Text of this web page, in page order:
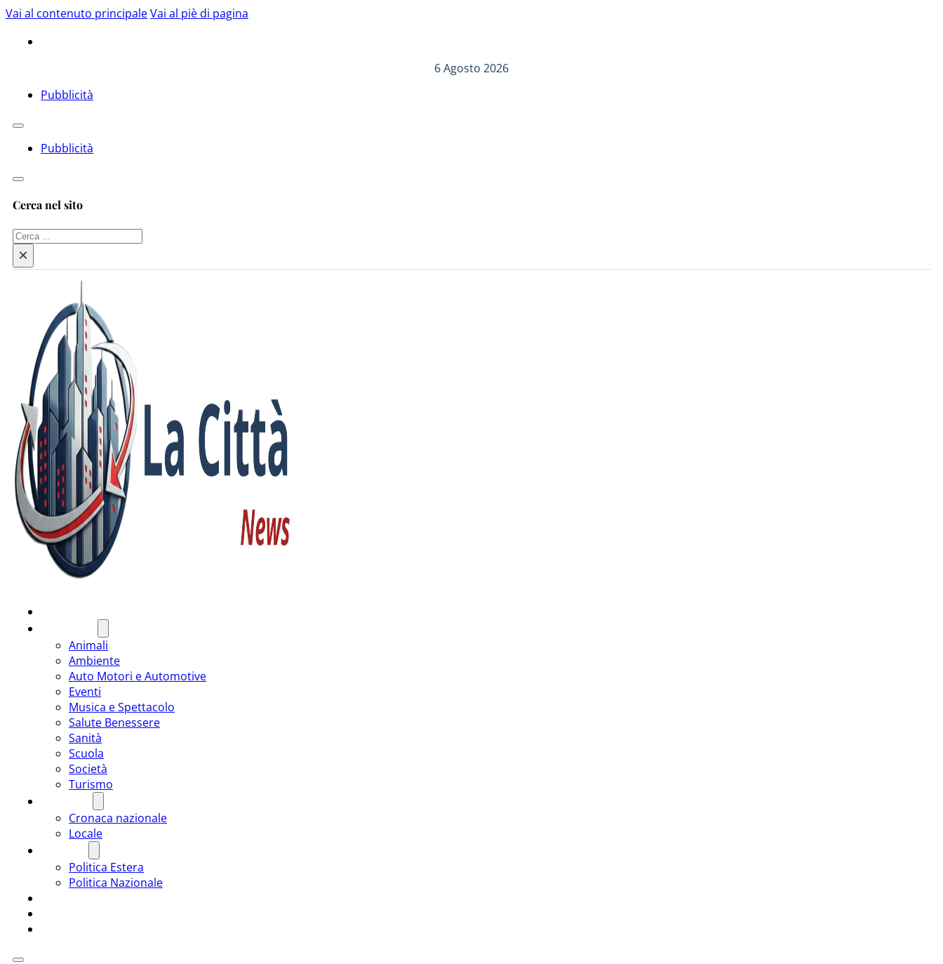
Vai al contenuto principaleVai al piè di pagina
6 Agosto 2026
Pubblicità
Pubblicità
Cerca nel sito
Cerca
×
Animali
Ambiente
Auto Motori e Automotive
Eventi
Musica e Spettacolo
Salute Benessere
Sanità
Scuola
Società
Turismo
Cronaca nazionale
Locale
Politica Estera
Politica Nazionale